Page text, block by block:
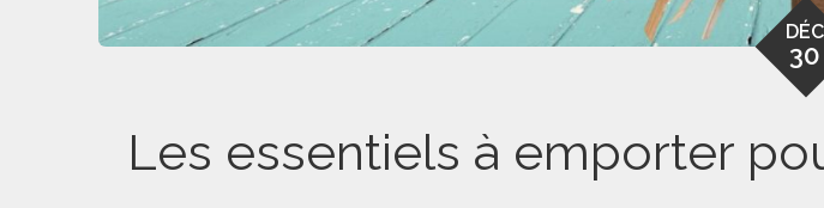
DÉC
30
Les essentiels à emporter